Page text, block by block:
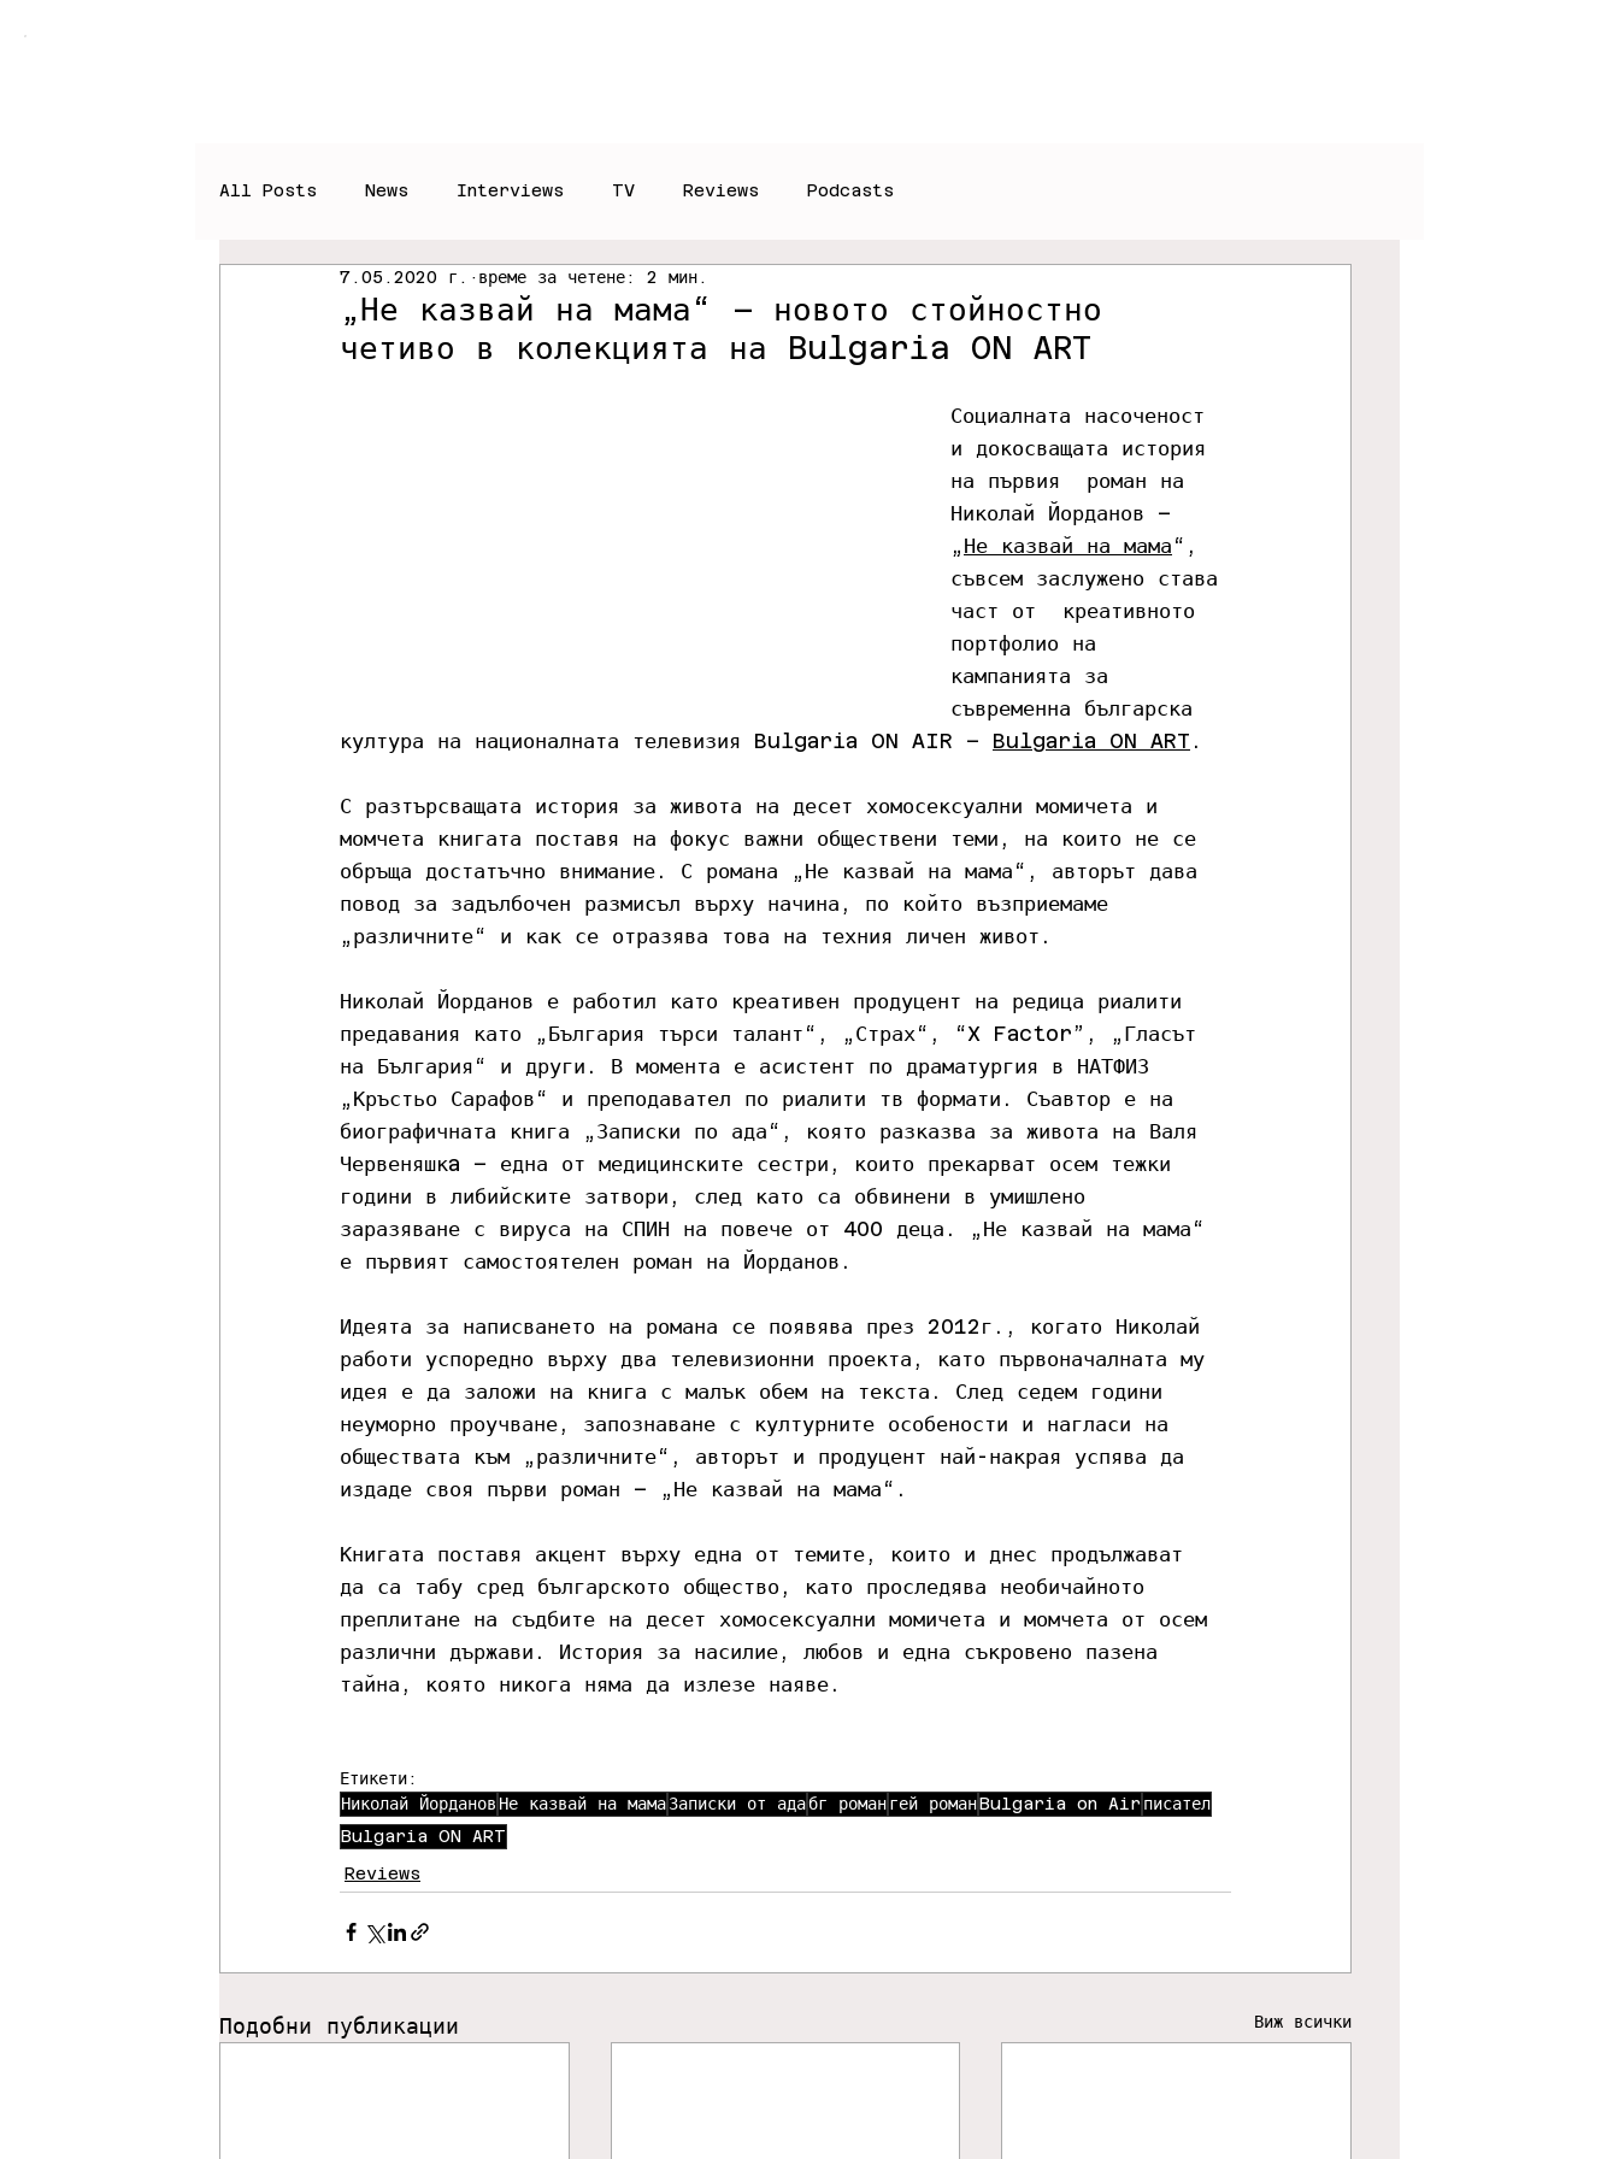
All Posts News Interviews TV Reviews Podcasts
„Не казвай на мама“ – новото стойностно
четиво в колекцията на Bulgaria ON ART
7.05.2020 г. време за четене: 2 мин.
Социалната насоченост
и докосващата история
на първия  роман на
Николай Йорданов –
„ Не казвай на мама “,
съвсем заслужено става
част от  креативното
портфолио на
кампанията за
съвременна българска
култура на националната телевизия Bulgaria ON AIR – Bulgaria ON ART .
С разтърсващата история за живота на десет хомосексуални момичета и
момчета книгата поставя на фокус важни обществени теми, на които не се
обръща достатъчно внимание. С романа „Не казвай на мама“, авторът дава
повод за задълбочен размисъл върху начина, по който възприемаме
„различните“ и как се отразява това на техния личен живот.
Николай Йорданов е работил като креативен продуцент на редица риалити
предавания като „България търси талант“, „Страх“, “X Factor”, „Гласът
на България“ и други. В момента е асистент по драматургия в НАТФИЗ
„Кръстьо Сарафов“ и преподавател по риалити тв формати. Съавтор е на
биографичната книга „Записки по ада“, която разказва за живота на Валя
Червеняшкa – една от медицинските сестри, които прекарват осем тежки
години в либийските затвори, след като са обвинени в умишлено
заразяване с вируса на СПИН на повече от 400 деца. „Не казвай на мама“
е първият самостоятелен роман на Йорданов.
Идеята за написването на романа се появява през 2012г., когато Николай
работи успоредно върху два телевизионни проекта, като първоначалната му
идея е да заложи на книга с малък обем на текста. След седем години
неуморно проучване, запознаване с културните особености и нагласи на
обществата към „различните“, авторът и продуцент най-накрая успява да
издаде своя първи роман – „Не казвай на мама“.
Книгата поставя акцент върху една от темите, които и днес продължават
да са табу сред българското общество, като проследява необичайното
преплитане на съдбите на десет хомосексуални момичета и момчета от осем
различни държави. История за насилие, любов и една съкровено пазена
тайна, която никога няма да излезе наяве.
Етикети:
Николай Йорданов Не казвай на мамаЗаписки от адабг романгей романBulgaria on Air писател
Bulgaria ON ART
Reviews
Подобни публикации Виж всички